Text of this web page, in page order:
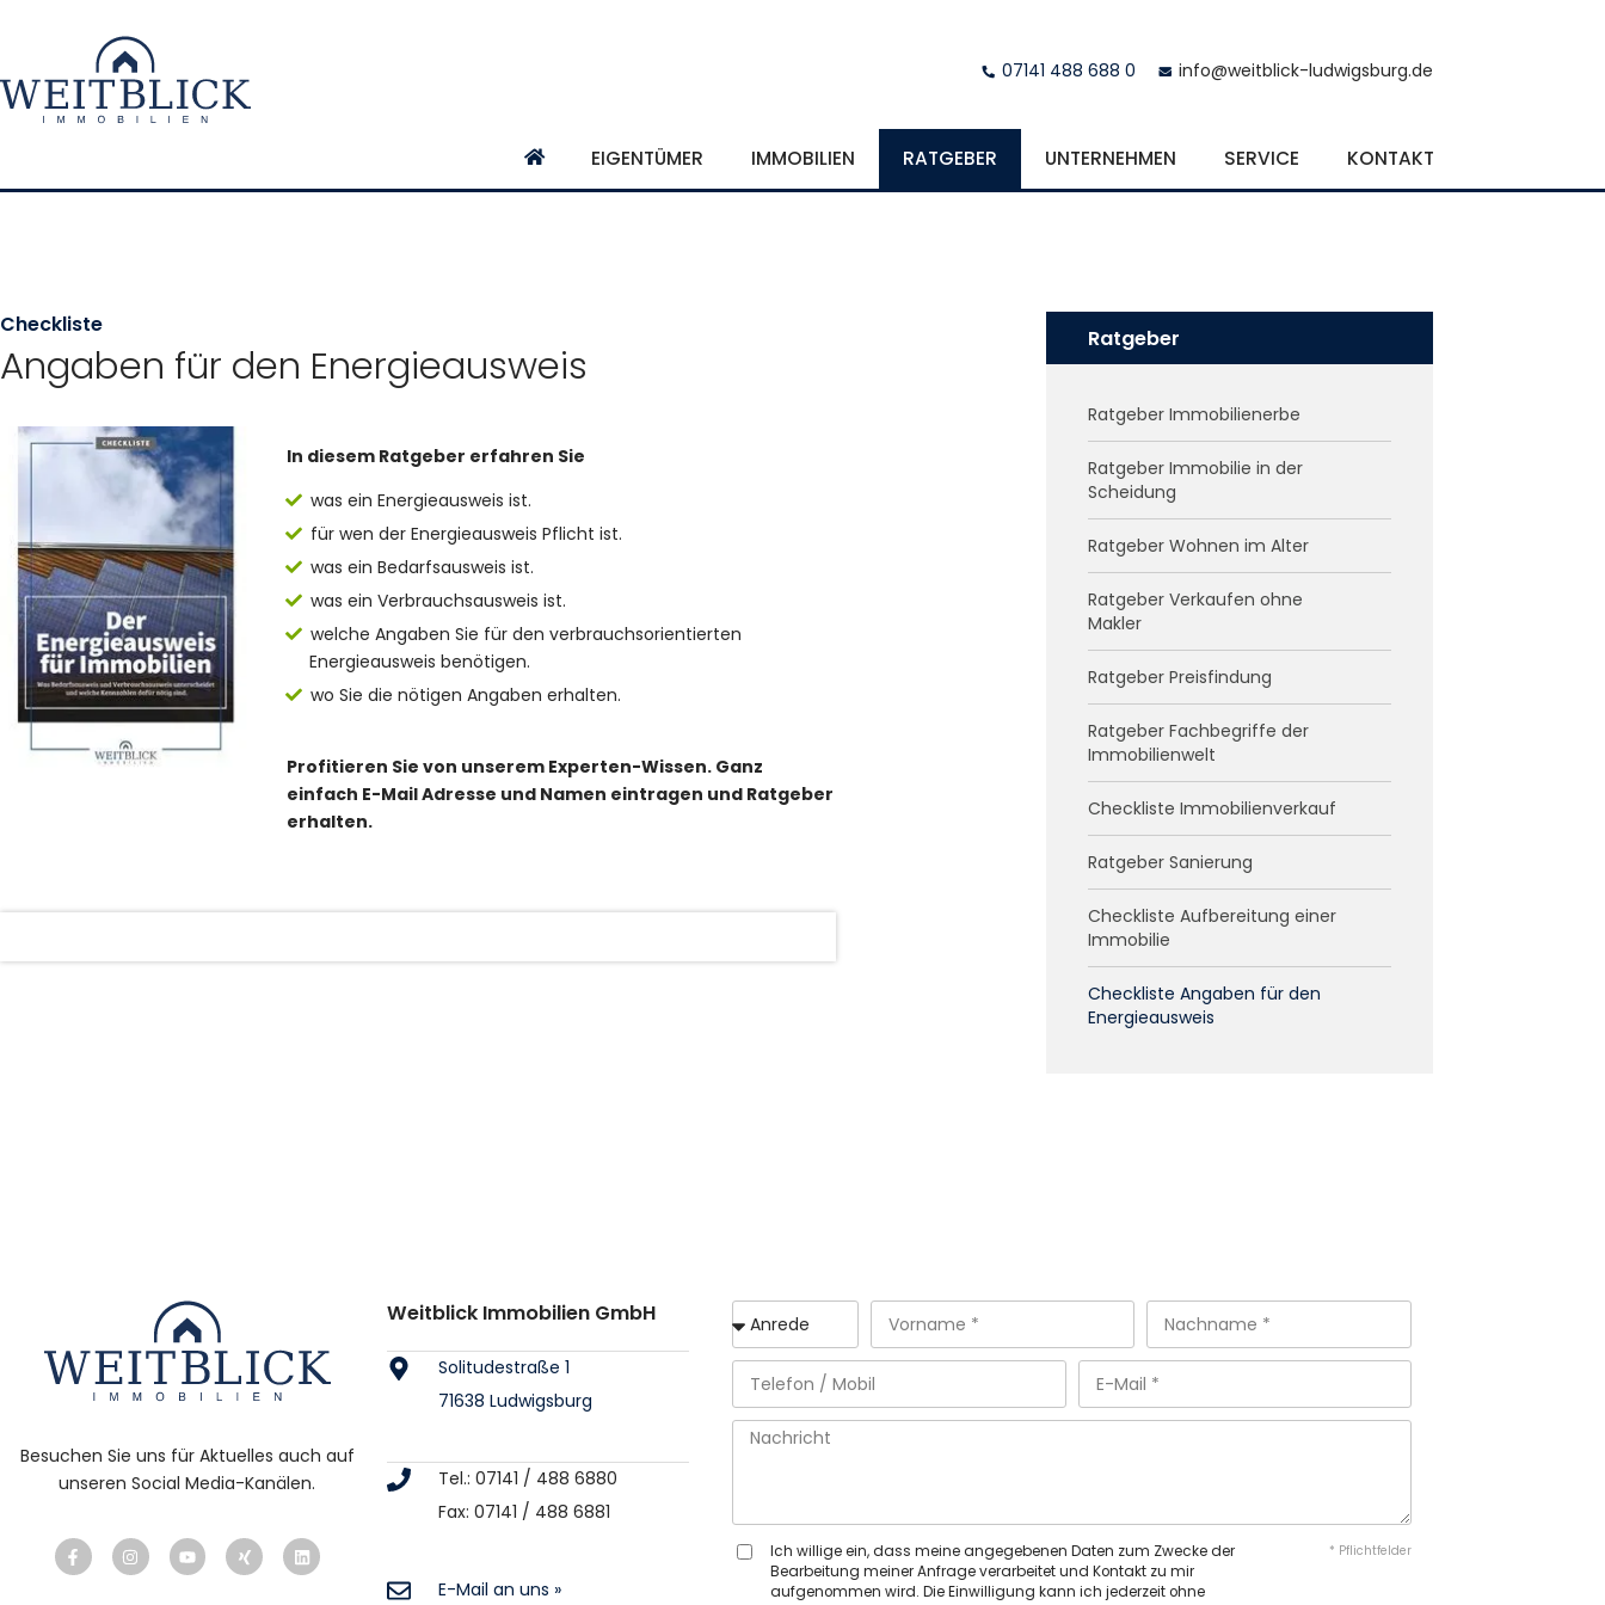
07141 488 688 0 info@weitblick-ludwigsburg.de
EIGENTÜMER IMMOBILIEN RATGEBER UNTERNEHMEN SERVICE KONTAKT
Checkliste
Angaben für den Energieausweis
In diesem Ratgeber erfahren Sie
was ein Energieausweis ist.
für wen der Energieausweis Pflicht ist.
was ein Bedarfsausweis ist.
was ein Verbrauchsausweis ist.
welche Angaben Sie für den verbrauchsorientierten
Energieausweis benötigen.
wo Sie die nötigen Angaben erhalten.
Profitieren Sie von unserem Experten-Wissen. Ganz
einfach E-Mail Adresse und Namen eintragen und Ratgeber
erhalten.
Ratgeber
Ratgeber Immobilienerbe
Ratgeber Immobilie in der
Scheidung
Ratgeber Wohnen im Alter
Ratgeber Verkaufen ohne
Makler
Ratgeber Preisfindung
Ratgeber Fachbegriffe der
Immobilienwelt
Checkliste Immobilienverkauf
Ratgeber Sanierung
Checkliste Aufbereitung einer
Immobilie
Checkliste Angaben für den
Energieausweis
Besuchen Sie uns für Aktuelles auch auf
unseren Social Media-Kanälen.
Weitblick Immobilien GmbH
Solitudestraße 1
71638 Ludwigsburg
Tel.: 07141 / 488 6880
Fax: 07141 / 488 6881
E-Mail an uns »
Ich willige ein, dass meine angegebenen Daten zum Zwecke der
Bearbeitung meiner Anfrage verarbeitet und Kontakt zu mir
aufgenommen wird. Die Einwilligung kann ich jederzeit ohne
* Pflichtfelder